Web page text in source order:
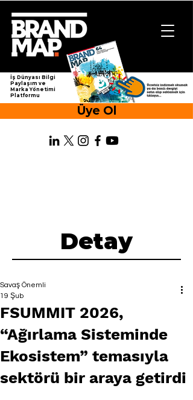
İş Dünyası Bilgi
Paylaşım ve
Marka Yönetimi
Platformu
Üye Ol
Detay
FSUMMIT 2026,
“Ağırlama Sisteminde
Ekosistem” temasıyla
sektörü bir araya getirdi
Savaş Önemli
19 Şub